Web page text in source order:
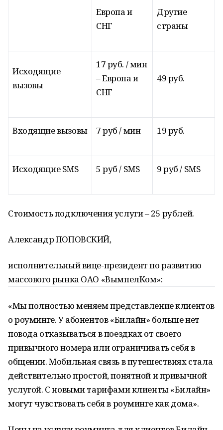
Европа и
СНГ
Другие
страны
Исходящие
вызовы
17 руб. / мин
– Европа и
СНГ
49 руб.
Входящие вызовы 7 руб / мин 19 руб.
Исходящие SMS 5 руб / SMS 9 руб / SMS
Стоимость подключения услуги – 25 рублей.
Александр ПОПОВСКИЙ,
исполнительный вице-президент по развитию
массового рынка ОАО «ВымпелКом»:
«Мы полностью меняем представление клиентов
о роуминге. У абонентов «Билайн» больше нет
повода отказываться в поездках от своего
привычного номера или ограничивать себя в
общении. Мобильная связь в путешествиях стала
действительно простой, понятной и привычной
услугой. С новыми тарифами клиенты «Билайн»
могут чувствовать себя в роуминге как дома».